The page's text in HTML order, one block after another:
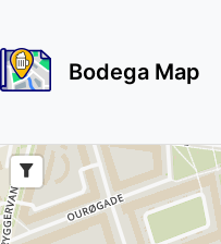
Bodega Map